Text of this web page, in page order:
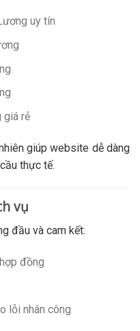
uy tín
giá rẻ
giúp website dễ dàng
thực tế.
vụ
đầu và cam kết:
đồng
lỗi nhân công